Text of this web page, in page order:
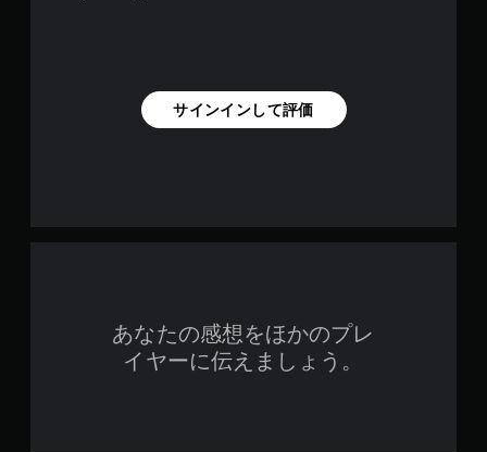
サインインして評価
あなたの感想をほかのプレ
イヤーに伝えましょう。